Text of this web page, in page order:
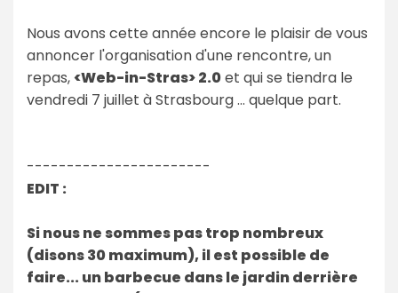
Nous avons cette année encore le plaisir de vous
annoncer l'organisation d'une rencontre, un
repas,<Web-in-Stras> 2.0et qui se tiendra le
vendredi 7 juillet à Strasbourg ... quelque part.
-----------------------
EDIT :
Si nous ne sommes pas trop nombreux
(disons 30 maximum), il est possible de
faire... un barbecue dans le jardin derrière